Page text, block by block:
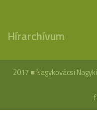
Hírarchívum
2017 ■ Nagykovácsi